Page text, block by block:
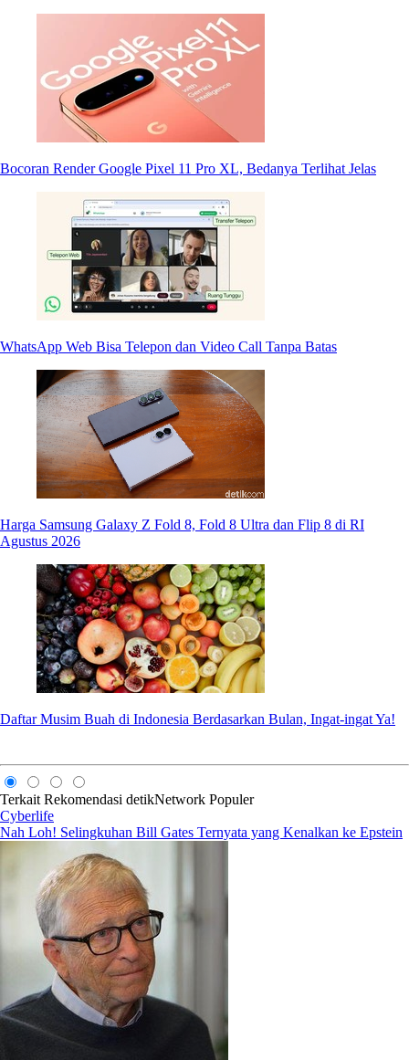
Bocoran Render Google Pixel 11 Pro XL, Bedanya Terlihat Jelas
WhatsApp Web Bisa Telepon dan Video Call Tanpa Batas
Harga Samsung Galaxy Z Fold 8, Fold 8 Ultra dan Flip 8 di RI
Agustus 2026
Daftar Musim Buah di Indonesia Berdasarkan Bulan, Ingat-ingat Ya!
Terkait Rekomendasi detikNetwork Populer
Cyberlife
Nah Loh! Selingkuhan Bill Gates Ternyata yang Kenalkan ke Epstein